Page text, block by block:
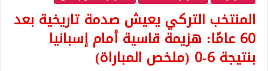
المنتخب التركي يعيش صدمة تاريخية بعد
60 عامًا: هزيمة قاسية أمام إسبانيا
بنتيجة 6-0 (ملخص المباراة)